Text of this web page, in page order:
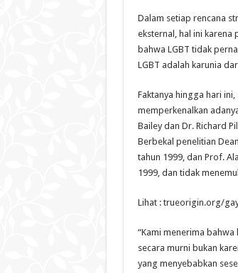
Dalam setiap rencana
eksternal, hal ini karena
bahwa LGBT tidak
LGBT adalah karunia
Faktanya hingga hari
memperkenalkan
Bailey dan Dr. Richard
Berbekal penelitian
tahun 1999, dan Prof.
1999, dan tidak
Lihat : trueorigin.org/
“Kami menerima
secara murni bukan
yang menyebabkan